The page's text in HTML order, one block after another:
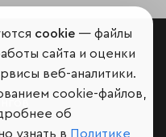
cookie — файлы
сайта и оценки
веб-аналитики.
cookie-файлов,
об
узнать в Политике